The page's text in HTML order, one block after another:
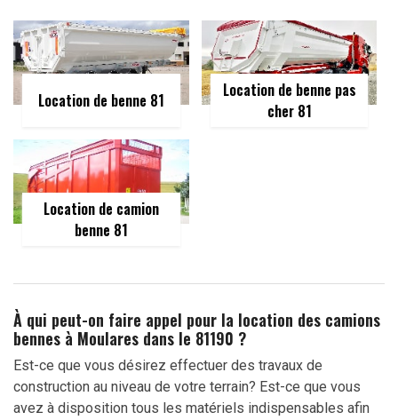
Location de benne 81
Location de benne pas
cher 81
Location de camion
benne 81
À qui peut-on faire appel pour la location des camions
bennes à Moulares dans le 81190 ?
Est-ce que vous désirez effectuer des travaux de
construction au niveau de votre terrain? Est-ce que vous
avez à disposition tous les matériels indispensables afin